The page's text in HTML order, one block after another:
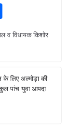
ar
व विधायक किशोर
के लिए अल्मोड़ा की
पांच युवा आपदा